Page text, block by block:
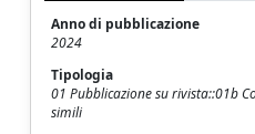
Anno di pubblicazione
2024
Tipologia
01 Pubblicazione su rivista::01b
simili